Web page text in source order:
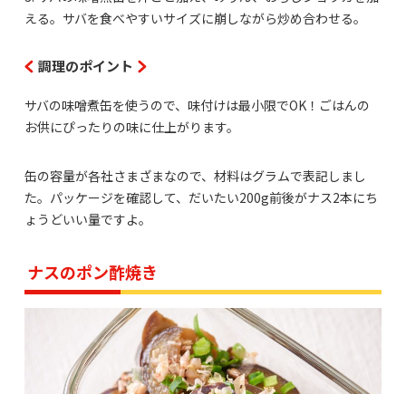
える。サバを食べやすいサイズに崩しながら炒め合わせる。
調理のポイント
サバの味噌煮缶を使うので、味付けは最小限でOK！ごはんの
お供にぴったりの味に仕上がります。
缶の容量が各社さまざまなので、材料はグラムで表記しまし
た。パッケージを確認して、だいたい200g前後がナス2本にち
ょうどいい量ですよ。
ナスのポン酢焼き